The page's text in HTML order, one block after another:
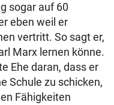
sogar auf 60
eben weil er
vertritt. So sagt er,
Marx lernen könne.
Ehe daran, dass er
Schule zu schicken,
Fähigkeiten